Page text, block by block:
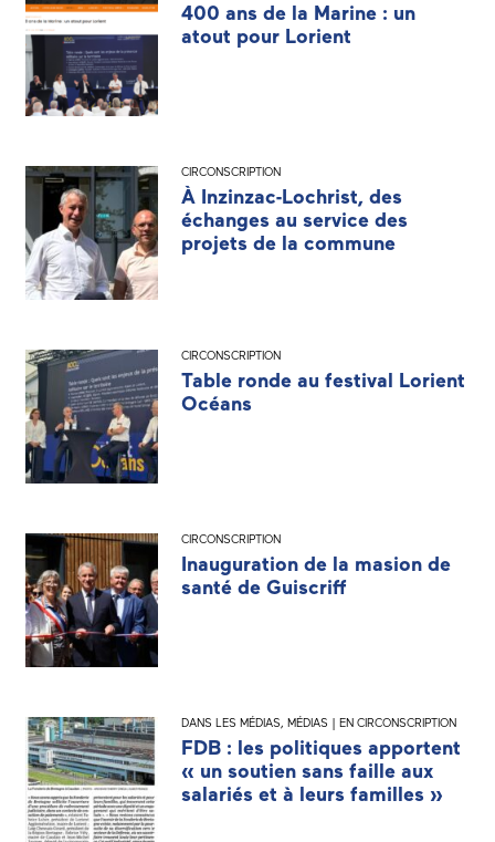
400 ans de la Marine : un
atout pour Lorient
CIRCONSCRIPTION
À Inzinzac-Lochrist, des
échanges au service des
projets de la commune
CIRCONSCRIPTION
Table ronde au festival Lorient
Océans
CIRCONSCRIPTION
Inauguration de la masion de
santé de Guiscriff
DANS LES MÉDIAS, MÉDIAS | EN CIRCONSCRIPTION
FDB : les politiques apportent
« un soutien sans faille aux
salariés et à leurs familles »